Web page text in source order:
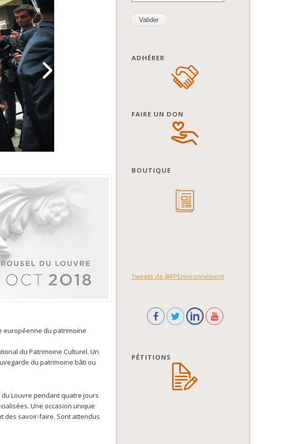
européenne du patrimoine
du Patrimoine Culturel. Un
du patrimoine bâti ou
du Louvre pendant quatre jours
Une occasion unique
des savoir-faire. Sont attendus
ADHÉRER
FAIRE UN DON
BOUTIQUE
Tweets de @FPEnvironnement
PÉTITIONS